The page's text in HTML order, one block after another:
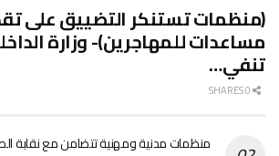
(منظمات تستنكر التضييق على
مساعدات للمهاجرين)- وزارة
تنفي…
منظمات مدنية ومهنية تتضامن مع نقابة